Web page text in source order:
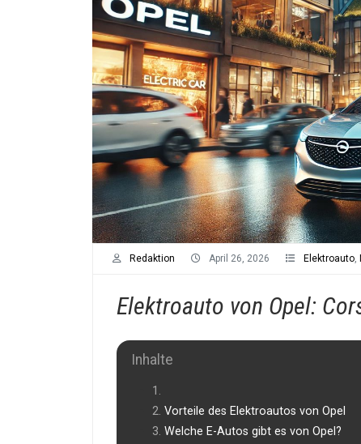
Redaktion April 26, 2026 Elektroauto,
Elektroauto von Opel:
Inhalte
Vorteile des Elektroautos von Opel
Welche E-Autos gibt es von Opel?